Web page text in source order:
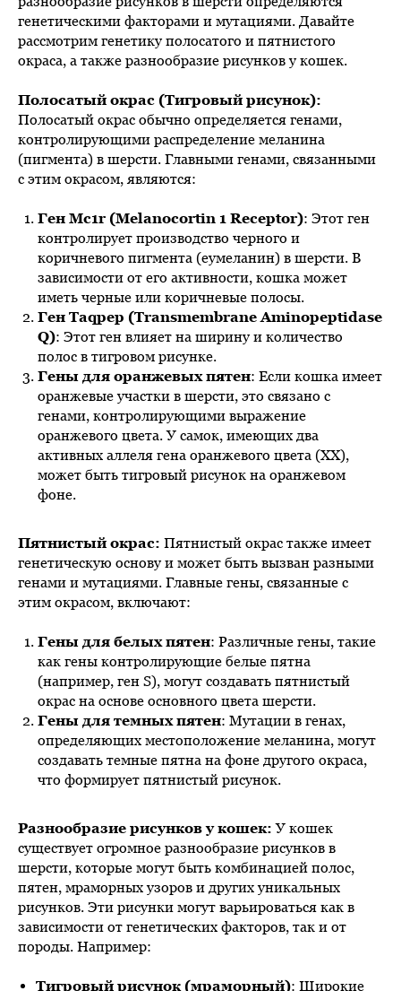
генетическими факторами и мутациями. Давайте
рассмотрим генетику полосатого и пятнистого
окраса, а также разнообразие рисунков у кошек.
Полосатый окрас (Тигровый рисунок):
Полосатый окрас обычно определяется генами,
контролирующими распределение меланина
(пигмента) в шерсти. Главными генами, связанными
с этим окрасом, являются:
Ген Mc1r (Melanocortin 1 Receptor): Этот ген
контролирует производство черного и
коричневого пигмента (еумеланин) в шерсти. В
зависимости от его активности, кошка может
иметь черные или коричневые полосы.
Ген Taqpep (Transmembrane Aminopeptidase
Q): Этот ген влияет на ширину и количество
полос в тигровом рисунке.
Гены для оранжевых пятен: Если кошка имеет
оранжевые участки в шерсти, это связано с
генами, контролирующими выражение
оранжевого цвета. У самок, имеющих два
активных аллеля гена оранжевого цвета (XX),
может быть тигровый рисунок на оранжевом
фоне.
Пятнистый окрас: Пятнистый окрас также имеет
генетическую основу и может быть вызван разными
генами и мутациями. Главные гены, связанные с
этим окрасом, включают:
Гены для белых пятен: Различные гены, такие
как гены контролирующие белые пятна
(например, ген S), могут создавать пятнистый
окрас на основе основного цвета шерсти.
Гены для темных пятен: Мутации в генах,
определяющих местоположение меланина, могут
создавать темные пятна на фоне другого окраса,
что формирует пятнистый рисунок.
Разнообразие рисунков у кошек: У кошек
существует огромное разнообразие рисунков в
шерсти, которые могут быть комбинацией полос,
пятен, мраморных узоров и других уникальных
рисунков. Эти рисунки могут варьироваться как в
зависимости от генетических факторов, так и от
породы. Например:
Тигровый рисунок (мраморный): Широкие